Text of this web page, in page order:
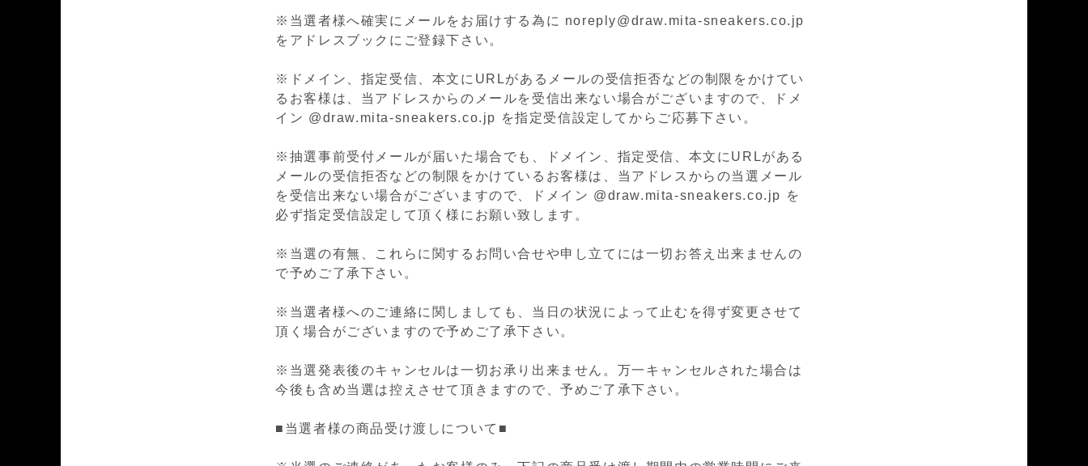
※当選者様へ確実にメールをお届けする為に noreply@draw.mita-sneakers.co.jp
をアドレスブックにご登録下さい。
※ドメイン、指定受信、本文にURLがあるメールの受信拒否などの制限をかけてい
るお客様は、当アドレスからのメールを受信出来ない場合がございますので、ドメ
イン @draw.mita-sneakers.co.jp を指定受信設定してからご応募下さい。
※抽選事前受付メールが届いた場合でも、ドメイン、指定受信、本文にURLがある
メールの受信拒否などの制限をかけているお客様は、当アドレスからの当選メール
を受信出来ない場合がございますので、ドメイン @draw.mita-sneakers.co.jp を
必ず指定受信設定して頂く様にお願い致します。
※当選の有無、これらに関するお問い合せや申し立てには一切お答え出来ませんの
で予めご了承下さい。
※当選者様へのご連絡に関しましても、当日の状況によって止むを得ず変更させて
頂く場合がございますので予めご了承下さい。
※ 当選発表後のキャンセルは一切お承り出来ません。 万一キャンセル された場合は
今後も含め当選は控えさせて頂きますので、予めご了承下さい。
■当選者様の商品受け渡しについて■